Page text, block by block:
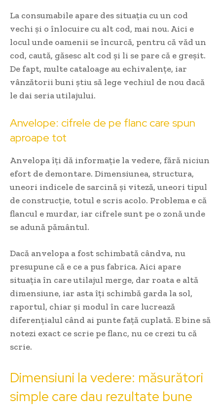
La consumabile apare des situația cu un cod
vechi și o înlocuire cu alt cod, mai nou. Aici e
locul unde oamenii se încurcă, pentru că văd un
cod, caută, găsesc alt cod și li se pare că e greșit.
De fapt, multe cataloage au echivalențe, iar
vânzătorii buni știu să lege vechiul de nou dacă
le dai seria utilajului.
Anvelope: cifrele de pe flanc care spun
aproape tot
Anvelopa îți dă informație la vedere, fără niciun
efort de demontare. Dimensiunea, structura,
uneori indicele de sarcină și viteză, uneori tipul
de construcție, totul e scris acolo. Problema e că
flancul e murdar, iar cifrele sunt pe o zonă unde
se adună pământul.
Dacă anvelopa a fost schimbată cândva, nu
presupune că e ce a pus fabrica. Aici apare
situația în care utilajul merge, dar roata e altă
dimensiune, iar asta îți schimbă garda la sol,
raportul, chiar și modul în care lucrează
diferențialul când ai punte față cuplată. E bine să
notezi exact ce scrie pe flanc, nu ce crezi tu că
scrie.
Dimensiuni la vedere: măsurători
simple care dau rezultate bune